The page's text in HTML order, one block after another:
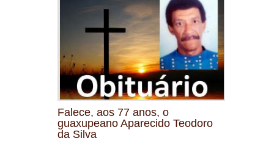
Falece, aos 77 anos, o
guaxupeano Aparecido Teodoro
da Silva